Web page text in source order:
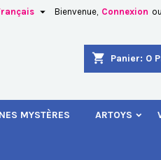
Bienvenue, Connexion ou

shopping_cart Panier: 0
MYSTÈRES ARTOYS